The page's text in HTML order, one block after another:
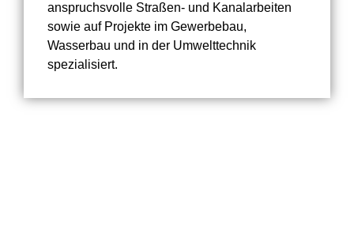
anspruchsvolle Straßen- und Kanalarbeiten
sowie auf Projekte im Gewerbebau,
Wasserbau und in der Umwelttechnik
spezialisiert.